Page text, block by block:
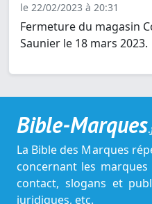
le 22/02/2023 à 20:31
Fermeture du magasin
Saunier le 18 mars 2023.
Bible-Marques
La Bible des Marques
concernant les
contact, slogans et
juridiques, etc.